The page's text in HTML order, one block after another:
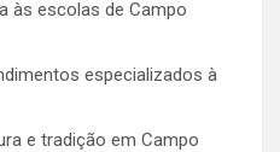
às escolas de Campo
especializados à
e tradição em Campo